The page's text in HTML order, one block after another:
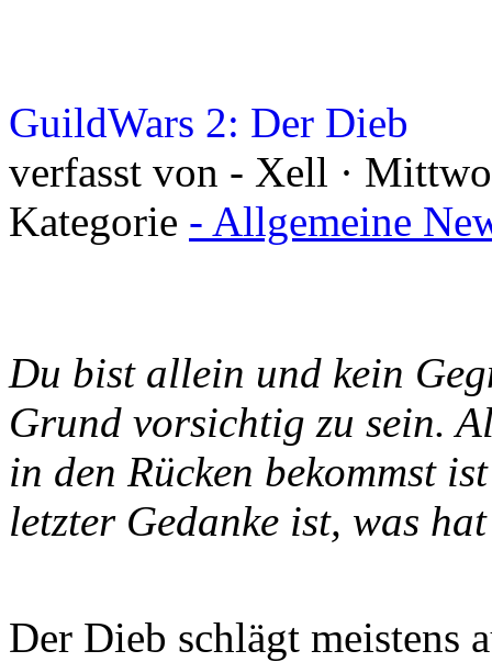
GuildWars 2: Der Dieb
verfasst von - Xell ·
Kategorie - Allgemeine
Du bist allein und kein
Grund vorsichtig zu sein.
in den Rücken bekommst
letzter Gedanke ist, was
Der Dieb schlägt meistens